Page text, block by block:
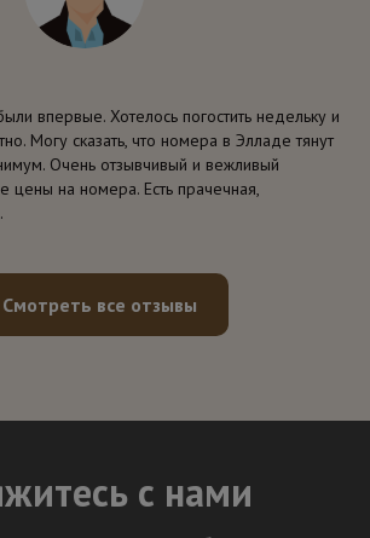
впервые. Хотелось погостить недельку и
Могу сказать, что номера в Элладе тянут
Очень отзывчивый и вежливый
цены на номера. Есть прачечная,
Смотреть все отзывы
с нами